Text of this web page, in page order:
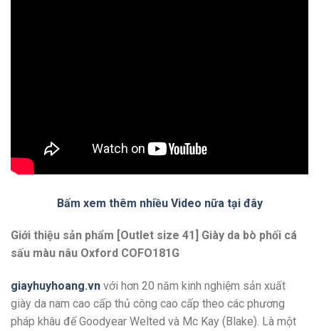
Bấm xem thêm nhiều Video nữa tại đây
Giới thiệu sản phẩm [Outlet size 41] Giày da bò phối cá
sấu màu nâu Oxford COFO181G
giayhuyhoang.vn với hơn 20 năm kinh nghiệm sản xuất
giày da nam cao cấp thủ công cao cấp theo các phương
pháp khâu đế Goodyear Welted và Mc Kay (Blake). Là một